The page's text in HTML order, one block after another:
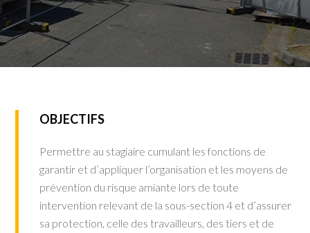
OBJECTIFS
Permettre au stagiaire cumulant les fonctions de
garantir et d’appliquer l’organisation et les moyens de
prévention du risque amiante lors de toute
intervention relevant de la sous-section 4 et d’assurer
sa protection, celle des travailleurs, des tiers et de